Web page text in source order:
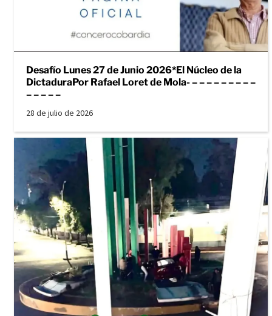
Desafío Lunes 27 de Junio 2026*El Núcleo de la
DictaduraPor Rafael Loret de Mola- – – – – – – – – –
– – – – –
28 de julio de 2026